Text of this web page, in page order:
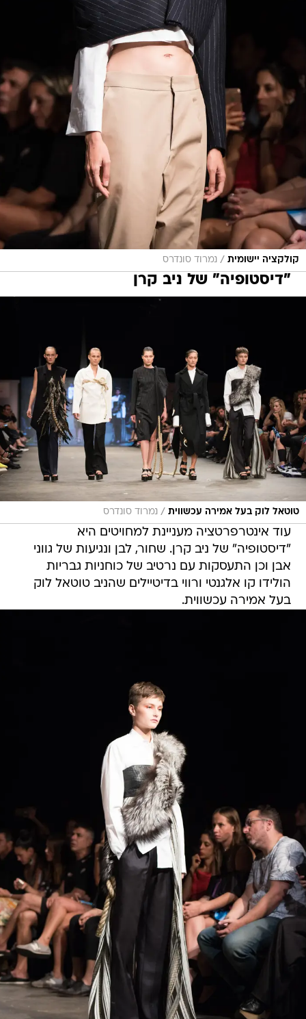
קולקציה יישומית / נמרוד סונדרס
"דיסטופיה" של ניב קרן
טוטאל לוק בעל אמירה עכשווית / נמרוד סונדרס
עוד אינטרפרטציה מעניינת למחויטים היא
"דיסטופיה" של ניב קרן. שחור, לבן ונגיעות של גווני
אבן וכן התעסקות עם נרטיב של כוחניות גבריות
הולידו קו אלגנטי ורווי בדיטיילים שהניב טוטאל לוק
בעל אמירה עכשווית.